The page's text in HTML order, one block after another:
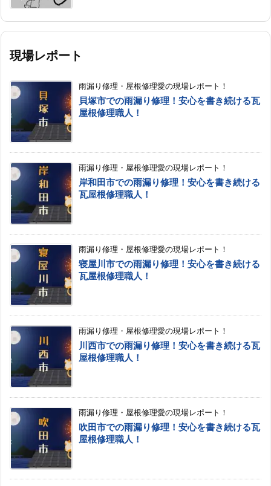
現場レポート
雨漏り修理・屋根修理愛の現場レポート！
貝塚市での雨漏り修理！安心を書き続ける瓦
屋根修理職人！
雨漏り修理・屋根修理愛の現場レポート！
岸和田市での雨漏り修理！安心を書き続ける
瓦屋根修理職人！
雨漏り修理・屋根修理愛の現場レポート！
寝屋川市での雨漏り修理！安心を書き続ける
瓦屋根修理職人！
雨漏り修理・屋根修理愛の現場レポート！
川西市での雨漏り修理！安心を書き続ける瓦
屋根修理職人！
雨漏り修理・屋根修理愛の現場レポート！
吹田市での雨漏り修理！安心を書き続ける瓦
屋根修理職人！